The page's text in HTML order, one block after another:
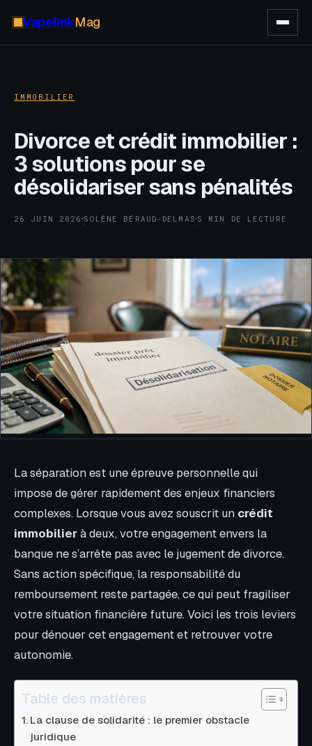
VapelinkMag
IMMOBILIER
Divorce et crédit immobilier :
3 solutions pour se
désolidariser sans pénalités
26 JUIN 2026·SOLÈNE BÉRAUD-DELMAS ·
5 MIN DE LECTURE
La séparation est une épreuve personnelle qui
impose de gérer rapidement des enjeux financiers
complexes. Lorsque vous avez souscrit un crédit
immobilierà deux, votre engagement envers la
banque ne s’arrête pas avec le jugement de divorce.
Sans action spécifique, la responsabilité du
remboursement reste partagée, ce qui peut fragiliser
votre situation financière future. Voici les trois leviers
pour dénouer cet engagement et retrouver votre
autonomie.
Table des matières
La clause de solidarité : le premier obstacle
juridique